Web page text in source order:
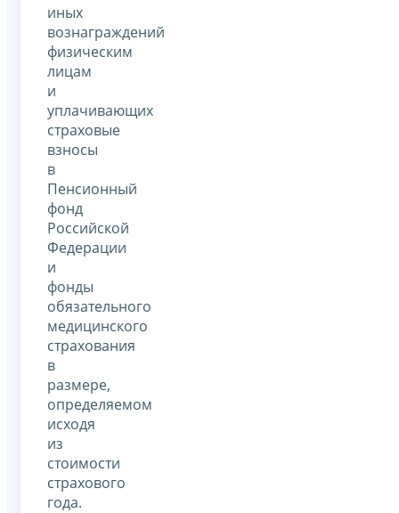
иных
вознаграждений
физическим
лицам
и
уплачивающих
страховые
взносы
в
Пенсионный
фонд
Российской
Федерации
и
фонды
обязательного
медицинского
страхования
в
размере,
определяемом
исходя
из
стоимости
страхового
года.